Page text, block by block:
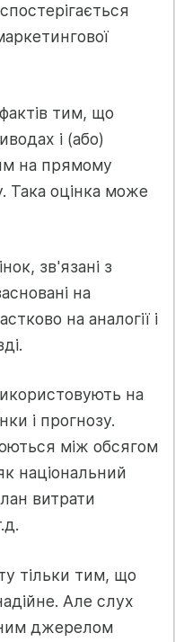
тим, що
і (або)
на прямому
Така оцінка може
зв'язані з
на
на аналогії і
на
і прогнозу.
між обсягом
національний
витрати
тільки тим, що
Але слух
джерелом